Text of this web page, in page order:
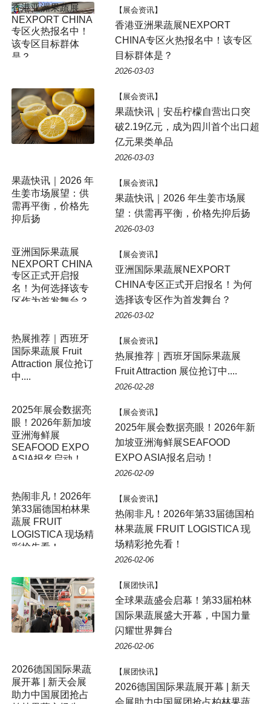
【展会资讯】
香港亚洲果蔬展NEXPORT
CHINA专区火热报名中！该专区
目标群体是？
2026-03-03
【展会资讯】
果蔬快讯｜安岳柠檬自营出口突
破2.19亿元，成为四川首个出口超
亿元果类单品
2026-03-03
【展会资讯】
果蔬快讯｜2026 年生姜市场展
望：供需再平衡，价格先抑后扬
2026-03-03
【展会资讯】
亚洲国际果蔬展NEXPORT
CHINA专区正式开启报名！为何
选择该专区作为首发舞台？
2026-03-02
【展会资讯】
热展推荐｜西班牙国际果蔬展
Fruit Attraction 展位抢订中....
2026-02-28
【展会资讯】
2025年展会数据亮眼！2026年新
加坡亚洲海鲜展SEAFOOD
EXPO ASIA报名启动！
2026-02-09
【展会资讯】
热闹非凡！2026年第33届德国柏
林果蔬展 FRUIT LOGISTICA 现
场精彩抢先看！
2026-02-06
【展团快讯】
全球果蔬盛会启幕！第33届柏林
国际果蔬展盛大开幕，中国力量
闪耀世界舞台
2026-02-06
【展团快讯】
2026德国国际果蔬展开幕 | 新天